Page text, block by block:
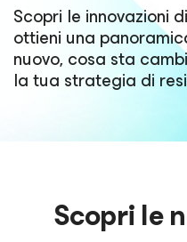
PIÙ
Scopri le innovazioni
ottieni una
nuovo, cosa sta
la tua strategia di
Scopri le